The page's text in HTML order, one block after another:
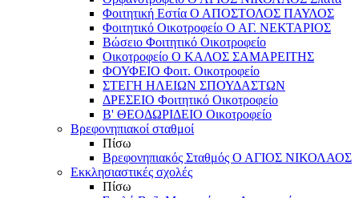
Φοιτητική Εστία Ο ΑΠΟΣΤΟΛΟΣ ΠΑΥΛΟΣ
Φοιτητικό Οικοτροφείο Ο ΑΓ. ΝΕΚΤΑΡΙΟΣ
Βώσειο Φοιτητικό Οικοτροφείο
Οικοτροφείο Ο ΚΑΛΟΣ ΣΑΜΑΡΕΙΤΗΣ
ΦΟΥΦΕΙΟ Φοιτ. Οικοτροφείο
ΣΤΕΓΗ ΗΛΕΙΩΝ ΣΠΟΥΔΑΣΤΩΝ
ΔΡΕΣΕΙΟ Φοιτητικό Οικοτροφείο
Β' ΘΕΟΔΩΡΙΔΕΙΟ Οικοτροφείο
Βρεφονηπιακοί σταθμοί
Πίσω
Βρεφονηπιακός Σταθμός Ο ΑΓΙΟΣ ΝΙΚΟΛΑΟΣ
Εκκλησιαστικές σχολές
Πίσω